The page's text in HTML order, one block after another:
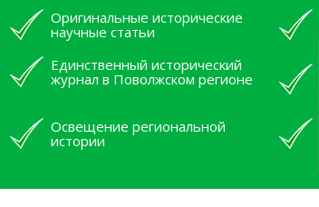
Оригинальные исторические
научные статьи
Единственный исторический
журнал в Поволжском регионе
Освещение региональной
истории